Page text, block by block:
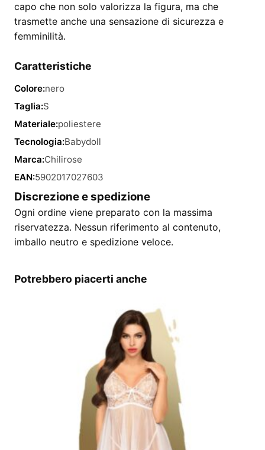
capo che non solo valorizza la figura, ma che
trasmette anche una sensazione di sicurezza e
femminilità.
Caratteristiche
Colore:nero
Taglia:S
Materiale:poliestere
Tecnologia:Babydoll
Marca:Chilirose
EAN:5902017027603
Discrezione e spedizione
Ogni ordine viene preparato con la massima
riservatezza. Nessun riferimento al contenuto,
imballo neutro e spedizione veloce.
Potrebbero piacerti anche